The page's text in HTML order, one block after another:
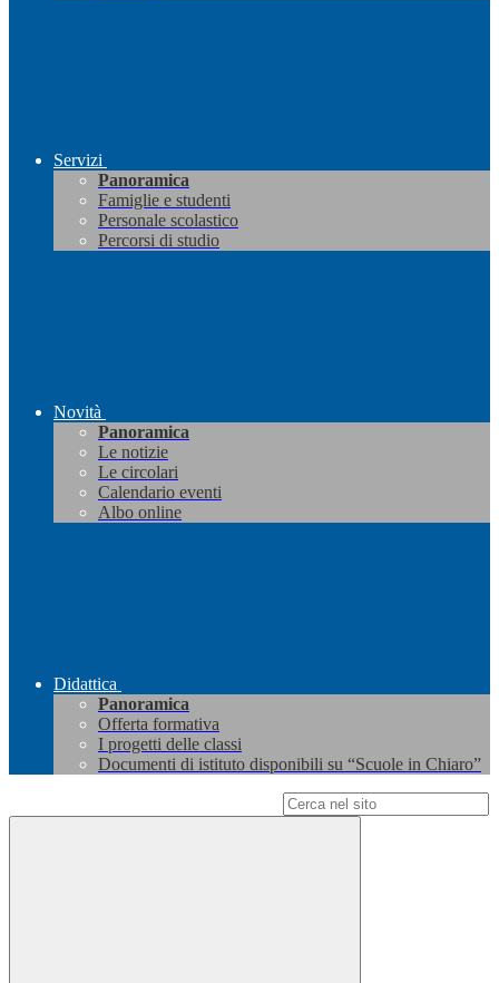
Servizi
Panoramica
Famiglie e studenti
Personale scolastico
Percorsi di studio
Novità
Panoramica
Le notizie
Le circolari
Calendario eventi
Albo online
Didattica
Panoramica
Offerta formativa
I progetti delle classi
Documenti di istituto disponibili su “Scuole in Chiaro”